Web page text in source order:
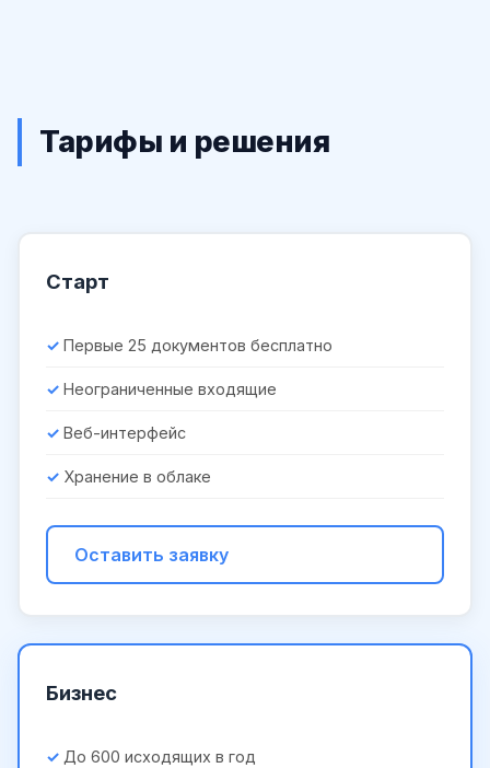
Тарифы и решения
Старт
Первые 25 документов бесплатно
Неограниченные входящие
Веб-интерфейс
Хранение в облаке
Оставить заявку
Бизнес
До 600 исходящих в год